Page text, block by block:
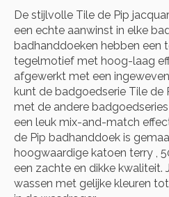
De stijlvolle Tile de Pip
een echte aanwinst in elke
badhanddoeken hebben een
tegelmotief met hoog-laag
afgewerkt met een
kunt de badgoedserie Tile de
met de andere
een leuk mix-and-match
de Pip badhanddoek is
hoogwaardige katoen terry ,
een zachte en dikke kwaliteit.
wassen met gelijke kleuren